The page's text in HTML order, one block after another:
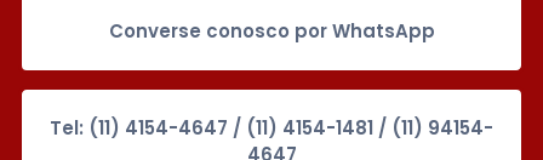
Converse conosco por WhatsApp
Tel: (11) 4154-4647 / (11) 4154-1481 / (11) 94154-
4647